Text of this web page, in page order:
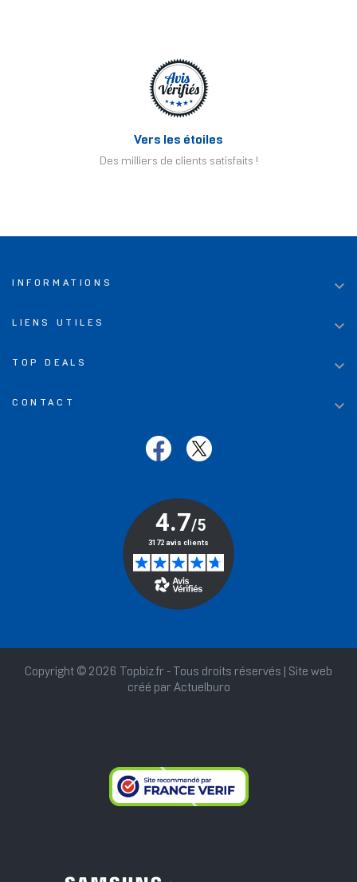
Vers les étoiles
Des milliers de clients satisfaits !
INFORMATIONS 
LIENS UTILES 
TOP DEALS 
CONTACT 
Copyright © 2026 Topbiz.fr - Tous droits réservés | Site web
créé par Actuelburo